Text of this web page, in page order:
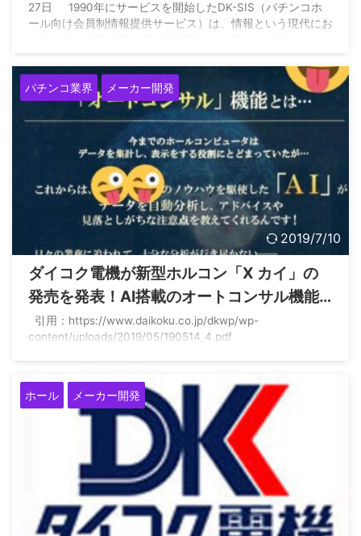
27日 1990年にサービスを開始したDK-SIS（パチンコホ
ール向け会員制情報提供サービス）は、情報という現代にお
https://www.daikoku.co.jp/hall/dk-sis/ ※要するに会員 ...
パチンコ業界 メーカー開発
2019/7/10
ダイコク電機が新型ホルコン「X カイ」の
発売を発表！AI搭載のオートコンサル機能
や顔認証機能搭載！
引用：https://www.daikoku.co.jp/dkwp/wp-
content/uploads/2019/05/190514_4.pdf
ホール メーカー開発